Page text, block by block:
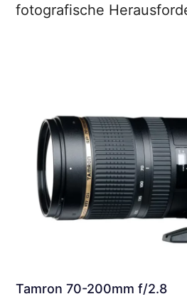
fotografische
Tamron 70-200mm f/2.8